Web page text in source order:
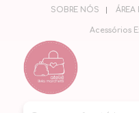
SOBRE NÓS
Acessórios